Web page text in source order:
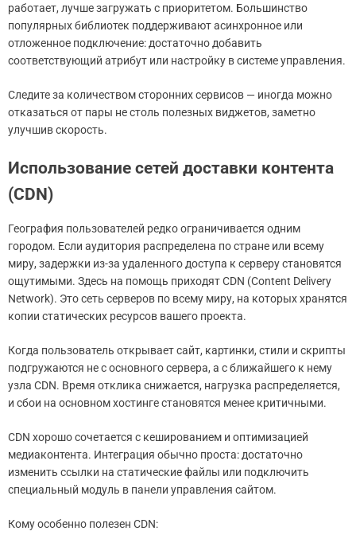
работает, лучше загружать с приоритетом. Большинство
популярных библиотек поддерживают асинхронное или
отложенное подключение: достаточно добавить
соответствующий атрибут или настройку в системе управления.
Следите за количеством сторонних сервисов — иногда можно
отказаться от пары не столь полезных виджетов, заметно
улучшив скорость.
Использование сетей доставки контента
(CDN)
География пользователей редко ограничивается одним
городом. Если аудитория распределена по стране или всему
миру, задержки из-за удаленного доступа к серверу становятся
ощутимыми. Здесь на помощь приходят CDN (Content Delivery
Network). Это сеть серверов по всему миру, на которых хранятся
копии статических ресурсов вашего проекта.
Когда пользователь открывает сайт, картинки, стили и скрипты
подгружаются не с основного сервера, а с ближайшего к нему
узла CDN. Время отклика снижается, нагрузка распределяется,
и сбои на основном хостинге становятся менее критичными.
CDN хорошо сочетается с кешированием и оптимизацией
медиаконтента. Интеграция обычно проста: достаточно
изменить ссылки на статические файлы или подключить
специальный модуль в панели управления сайтом.
Кому особенно полезен CDN: